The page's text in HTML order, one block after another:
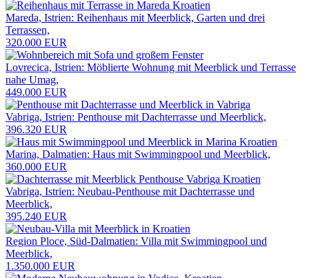
Mareda, Istrien: Reihenhaus mit Meerblick, Garten und drei
Terrassen,
320.000 EUR
Lovrecica, Istrien: Möblierte Wohnung mit Meerblick und Terrasse
nahe Umag,
449.000 EUR
Vabriga, Istrien: Penthouse mit Dachterrasse und Meerblick,
396.320 EUR
Marina, Dalmatien: Haus mit Swimmingpool und Meerblick,
360.000 EUR
Vabriga, Istrien: Neubau-Penthouse mit Dachterrasse und
Meerblick,
395.240 EUR
Region Ploce, Süd-Dalmatien: Villa mit Swimmingpool und
Meerblick,
1.350.000 EUR